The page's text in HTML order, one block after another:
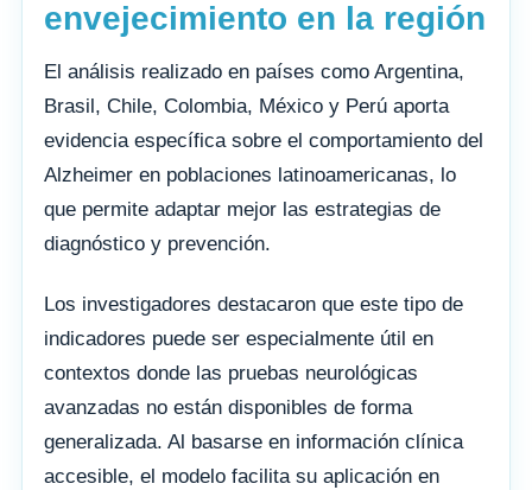
envejecimiento en la región
El análisis realizado en países como Argentina,
Brasil, Chile, Colombia, México y Perú aporta
evidencia específica sobre el comportamiento del
Alzheimer en poblaciones latinoamericanas, lo
que permite adaptar mejor las estrategias de
diagnóstico y prevención.
Los investigadores destacaron que este tipo de
indicadores puede ser especialmente útil en
contextos donde las pruebas neurológicas
avanzadas no están disponibles de forma
generalizada. Al basarse en información clínica
accesible, el modelo facilita su aplicación en